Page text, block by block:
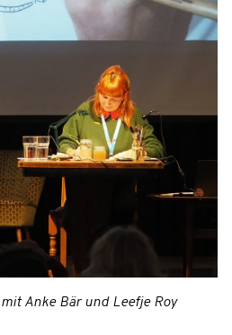
Anke Bär und Leefje Roy